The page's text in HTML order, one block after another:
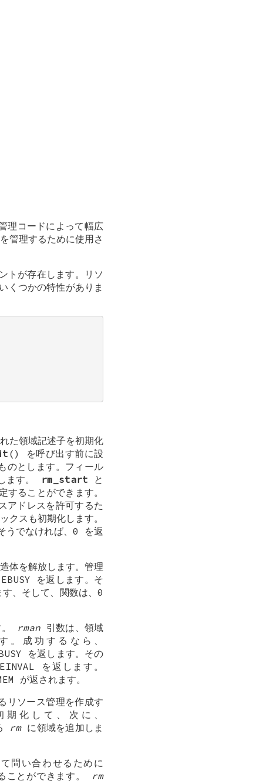
理コードによって幅広
管理するために使用さ
トが存在します。リソ
くつかの特性がありま
た領域記述子を初期化
() を呼び出す前に設
のとします。フィール
ます。 rm_start と
ることができます。
ドレスを許可するた
クスも初期化します。
うでなければ、0 を返
体を解放します。管理
EBUSY を返します。そ
、そして、関数は、0
rman引数は、領域
成功するなら、
を返します。その
EINVAL
を返します。
が返されます。
リソース管理を作成す
化して、次に、
rmに領域を追加しま
問い合わせるために
とができます。 rm